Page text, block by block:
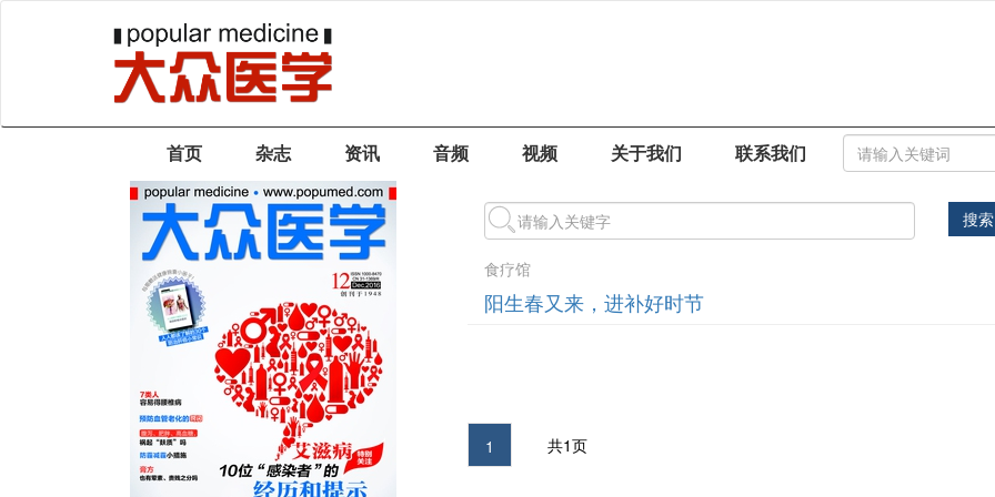
首页 杂志 资讯 音频 视频 关于我们 联系我们
搜索
食疗馆
阳生春又来，进补好时节
1 共1页